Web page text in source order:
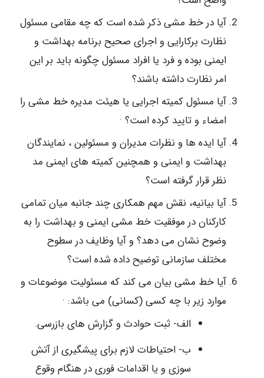
آیا در خط مشی ذکر شده است که چه مقامی مسئول
نظارت برکارایی و اجرای صحیح برنامه بهداشت و
ایمنی بوده و فرد یا افراد مسئول چگونه باید بر این
امر نظارت داشته باشند؟
آیا مسئول کمیته اجرایی یا هیئت مدیره خط مشی را
امضاء و تایید کرده است؟ ·
آیا ایده ها و نظرات مدیران و مسئولین ، نمایندگان
بهداشت و ایمنی و همچنین کمیته های ایمنی مد
نظر قرار گرفته است؟
آیا بیانیه، نقش مهم همکاری چند جانبه میان تمامی
کارکنان در موفقیت خط مشی ایمنی و بهداشت را به
وضوح نشان می دهد؟ و آیا وظایف در سطوح
مختلف سازمانی توضیح داده شده است؟
آیا خط مشی بیان می کند که مسئولیت موضوعات و
موارد زیر با چه کسی (کسانی) می باشد: ·
الف- ثبت حوادث و گزارش های بازرسی.
ب- احتیاطات لازم برای پیشگیری از آتش
سوزی و یا اقدامات فوری در هنگام وقوع